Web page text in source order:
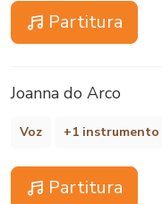
Partitura
Joanna do Arco
Voz +1 instrumento
Partitura